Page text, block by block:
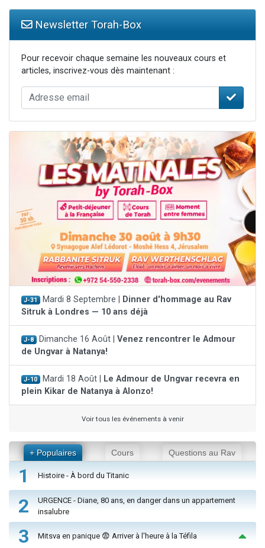
Newsletter Torah-Box
Pour recevoir chaque semaine les nouveaux cours et
articles, inscrivez-vous dès maintenant :
J-31 Mardi 8 Septembre |
Dinner d'hommage au Rav
Sitruk à Londres — 10 ans déjà
J-8 Dimanche 16 Août | Venez rencontrer le Admour
de Ungvar à Natanya!
J-10 Mardi 18 Août |
Le Admour de Ungvar recevra en
plein Kikar de Natanya à Alonzo!
Voir tous les événements à venir
+ Populaires Cours Questions au Rav
1 Histoire - À bord du Titanic
2
URGENCE - Diane, 80 ans, en danger dans un appartement
insalubre
3 Mitsva en panique 😨 Arriver à l'heure à la Téfila